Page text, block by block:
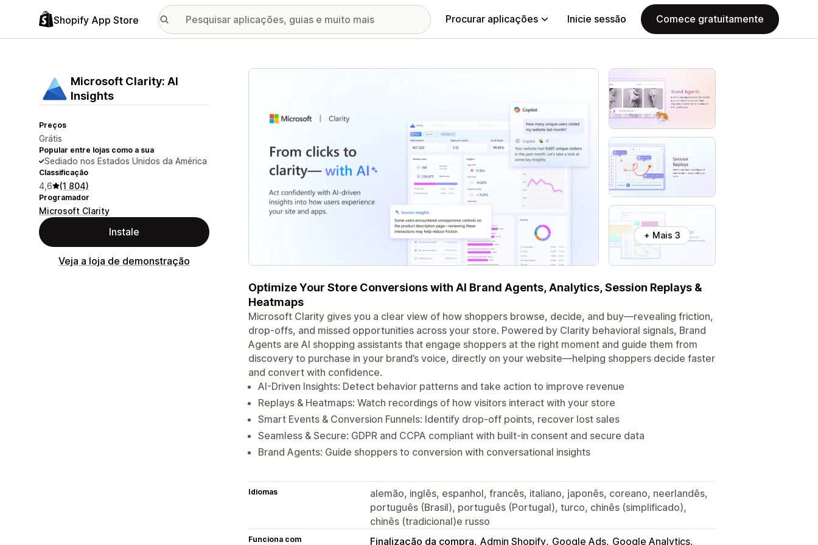
Shopify App Store Procurar aplicações Inicie sessão Comece gratuitamente
Microsoft Clarity: AI
Insights
Preços
Grátis
Popular entre lojas como a sua
Sediado nos Estados Unidos da América
Classificação
4,6 (1 804)
Programador
Microsoft Clarity
Instale
Veja a loja de demonstração
Galeria de imagens em destaque
+ Mais 3
Optimize Your Store Conversions with AI Brand Agents, Analytics, Session Replays &
Heatmaps
Microsoft Clarity gives you a clear view of how shoppers browse, decide, and buy—revealing friction,
drop‑offs, and missed opportunities across your store. Powered by Clarity behavioral signals, Brand
Agents are AI shopping assistants that engage shoppers at the right moment and guide them from
discovery to purchase in your brand’s voice, directly on your website—helping shoppers decide faster
and convert with confidence.
AI-Driven Insights: Detect behavior patterns and take action to improve revenue
Replays & Heatmaps: Watch recordings of how visitors interact with your store
Smart Events & Conversion Funnels: Identify drop-off points, recover lost sales
Seamless & Secure: GDPR and CCPA compliant with built‑in consent and secure data
Brand Agents: Guide shoppers to conversion with conversational insights
Idiomas
alemão, inglês, espanhol, francês, italiano, japonês, coreano, neerlandês,
português (Brasil), português (Portugal), turco, chinês (simplificado),
chinês (tradicional)e russo
Funciona com Finalização da compra Admin Shopify Google Ads Google Analytics